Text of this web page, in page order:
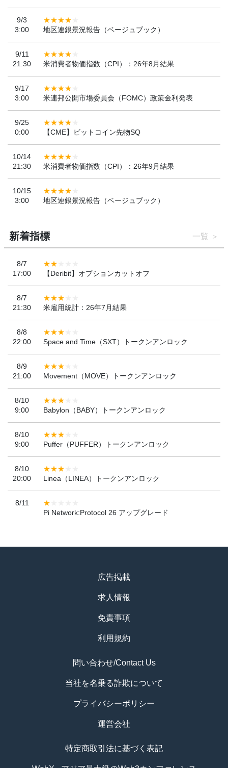
9/3
3:00
地区連銀景況報告（ベージュブック）
9/11
21:30
米消費者物価指数（CPI）：26年8月結果
9/17
3:00
米連邦公開市場委員会（FOMC）政策金利発表
9/25
0:00
【CME】ビットコイン先物SQ
10/14
21:30
米消費者物価指数（CPI）：26年9月結果
10/15
3:00
地区連銀景況報告（ベージュブック）
新着指標 一覧
8/7
17:00
【Deribit】オプションカットオフ
8/7
21:30
米雇用統計：26年7月結果
8/8
22:00
Space and Time（SXT）トークンアンロック
8/9
21:00
Movement（MOVE）トークンアンロック
8/10
9:00
Babylon（BABY）トークンアンロック
8/10
9:00
Puffer（PUFFER）トークンアンロック
8/10
20:00
Linea（LINEA）トークンアンロック
8/11
Pi Network:Protocol 26 アップグレード
広告掲載
求人情報
免責事項
利用規約
問い合わせ/Contact Us
当社を名乗る詐欺について
プライバシーポリシー
運営会社
特定商取引法に基づく表記